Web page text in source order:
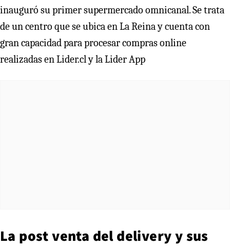
inauguró su primer supermercado omnicanal. Se trata
de un centro que se ubica en La Reina y cuenta con
gran capacidad para procesar compras online
realizadas en Lider.cl y la Lider App
La post venta del delivery y sus